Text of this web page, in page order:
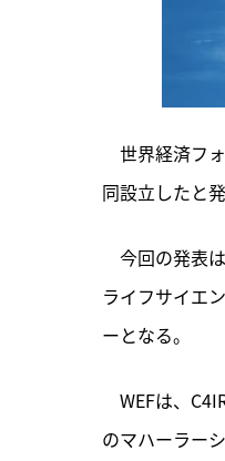
世界経済フ
同設立したと
今回の発表は
ライフサイエ
ーとなる。
WEFは、
のマハーラー